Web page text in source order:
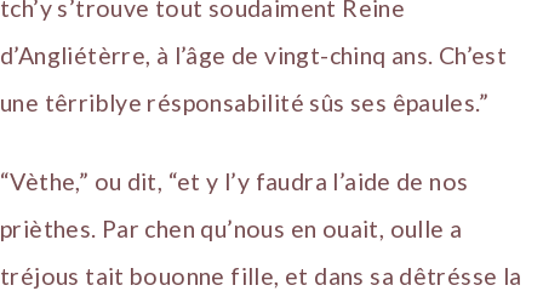
tch’y s’trouve tout soudaiment Reine
d’Angliétèrre, à l’âge de vingt-chinq ans. Ch’est
une têrriblye résponsabilité sûs ses êpaules.”
“Vèthe,” ou dit, “et y l’y faudra l’aide de nos
prièthes. Par chen qu’nous en ouait, oulle a
tréjous tait bouonne fille, et dans sa dêtrésse la